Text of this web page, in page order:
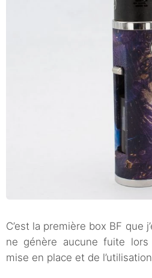
C’est la première box BF que
ne génère aucune fuite
mise en place et de